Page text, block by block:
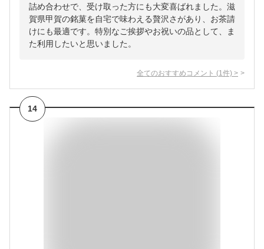
詰め合わせで、受け取った方にも大変喜ばれました。滋
賀県甲賀の銘菓を自宅で味わえる贅沢さがあり、お茶請
けにも最適です。特別なご挨拶やお祝いの品として、ま
た利用したいと思いました。
全てのおすすめコメント (1 件) >
14